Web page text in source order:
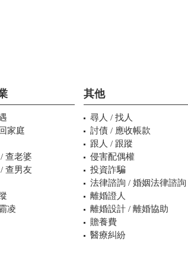
家庭
查老婆
查男友
凌
其他
尋人 / 找人
討債 / 應收帳款
跟人 / 跟蹤
侵害配偶權
投資詐騙
法律諮詢 / 婚姻法律諮詢
離婚證人
離婚設計 / 離婚協助
贍養費
醫療糾紛